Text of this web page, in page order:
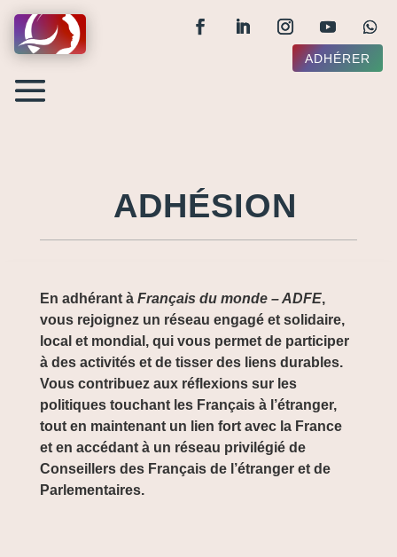
ADHÉRER
ADHÉSION
En adhérant à Français du monde – ADFE,
vous rejoignez un réseau engagé et solidaire,
local et mondial, qui vous permet de participer
à des activités et de tisser des liens durables.
Vous contribuez aux réflexions sur les
politiques touchant les Français à l’étranger,
tout en maintenant un lien fort avec la France
et en accédant à un réseau privilégié de
Conseillers des Français de l’étranger et de
Parlementaires.